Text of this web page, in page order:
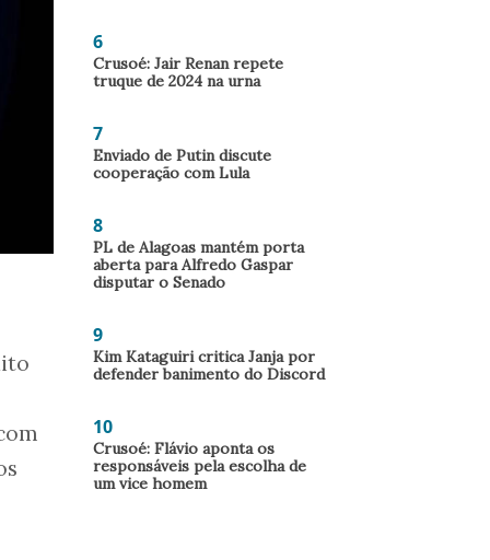
6
Crusoé: Jair Renan repete
truque de 2024 na urna
7
Enviado de Putin discute
cooperação com Lula
8
PL de Alagoas mantém porta
aberta para Alfredo Gaspar
disputar o Senado
9
Kim Kataguiri critica Janja por
defender banimento do Discord
10
Crusoé: Flávio aponta os
responsáveis pela escolha de
um vice homem